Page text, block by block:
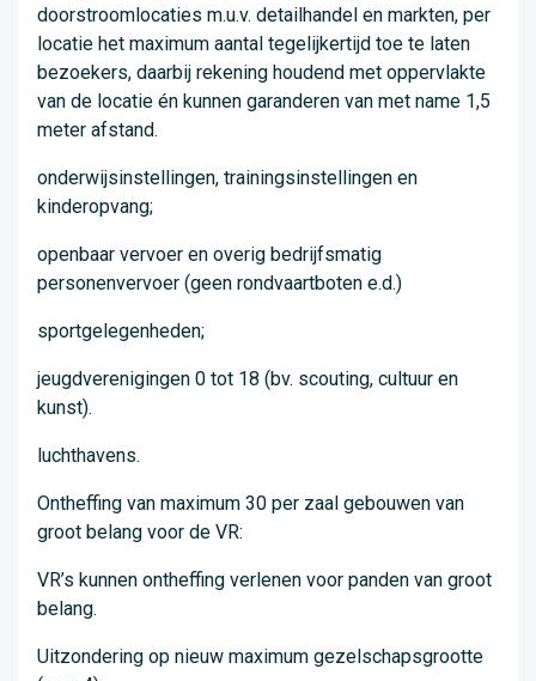
doorstroomlocaties m.u.v. detailhandel en markten, per
locatie het maximum aantal tegelijkertijd toe te laten
bezoekers, daarbij rekening houdend met oppervlakte
van de locatie én kunnen garanderen van met name 1,5
meter afstand.
onderwijsinstellingen, trainingsinstellingen en
kinderopvang;
openbaar vervoer en overig bedrijfsmatig
personenvervoer (geen rondvaartboten e.d.)
sportgelegenheden;
jeugdverenigingen 0 tot 18 (bv. scouting, cultuur en
kunst).
luchthavens.
Ontheffing van maximum 30 per zaal gebouwen van
groot belang voor de VR:
VR’s kunnen ontheffing verlenen voor panden van groot
belang.
Uitzondering op nieuw maximum gezelschapsgrootte